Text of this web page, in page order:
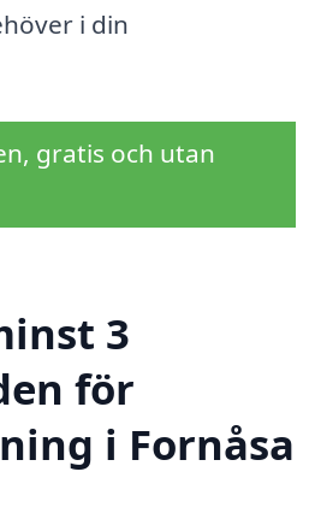
i din
gratis och utan
3
för
i Fornåsa